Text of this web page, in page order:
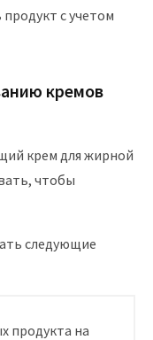
с учетом
кремов
крем для жирной
чтобы
следующие
продукта на